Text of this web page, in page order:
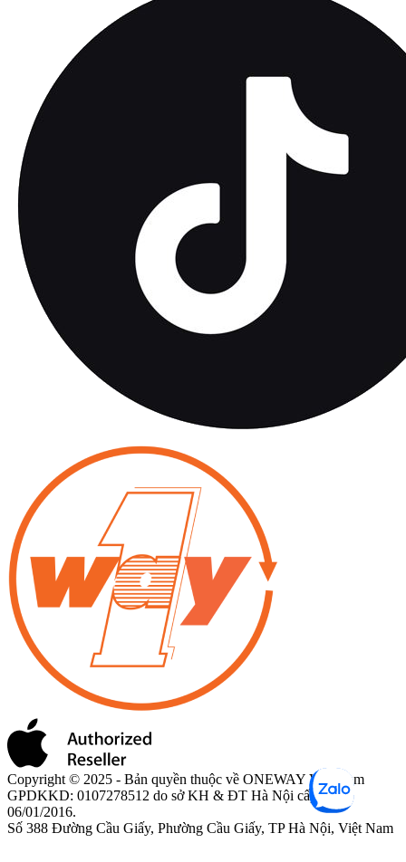
Copyright © 2025 - Bản quyền thuộc về ONEWAY Việt Nam
GPDKKD: 0107278512 do sở KH & ĐT Hà Nội cấp ngày
06/01/2016.
Số 388 Đường Cầu Giấy, Phường Cầu Giấy, TP Hà Nội, Việt Nam